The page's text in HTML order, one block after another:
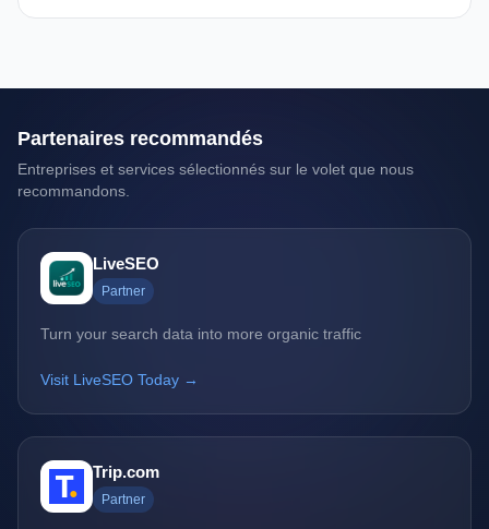
Partenaires recommandés
Entreprises et services sélectionnés sur le volet que nous
recommandons.
LiveSEO
Partner
Turn your search data into more organic traffic
Visit LiveSEO Today →
Trip.com
Partner